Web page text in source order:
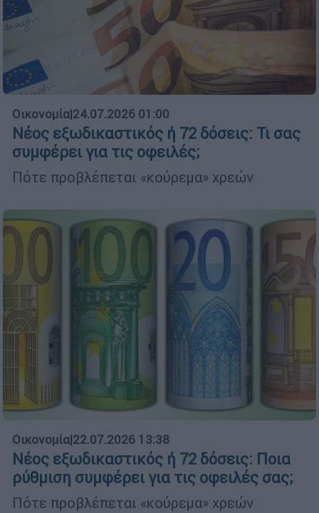
Οικονομία|24.07.2026 01:00
Νέος εξωδικαστικός ή 72 δόσεις: Τι σας
συμφέρει για τις οφειλές;
Πότε προβλέπεται «κούρεμα» χρεών
Οικονομία|22.07.2026 13:38
Νέος εξωδικαστικός ή 72 δόσεις: Ποια
ρύθμιση συμφέρει για τις οφειλές σας;
Πότε προβλέπεται «κούρεμα» χρεών